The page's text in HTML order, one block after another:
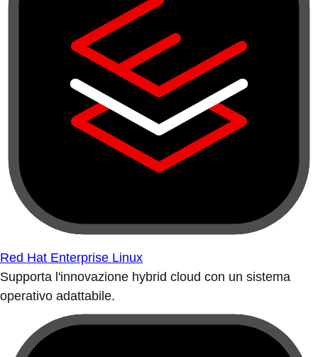
Red Hat Enterprise Linux
Supporta l'innovazione hybrid cloud con un sistema
operativo adattabile.